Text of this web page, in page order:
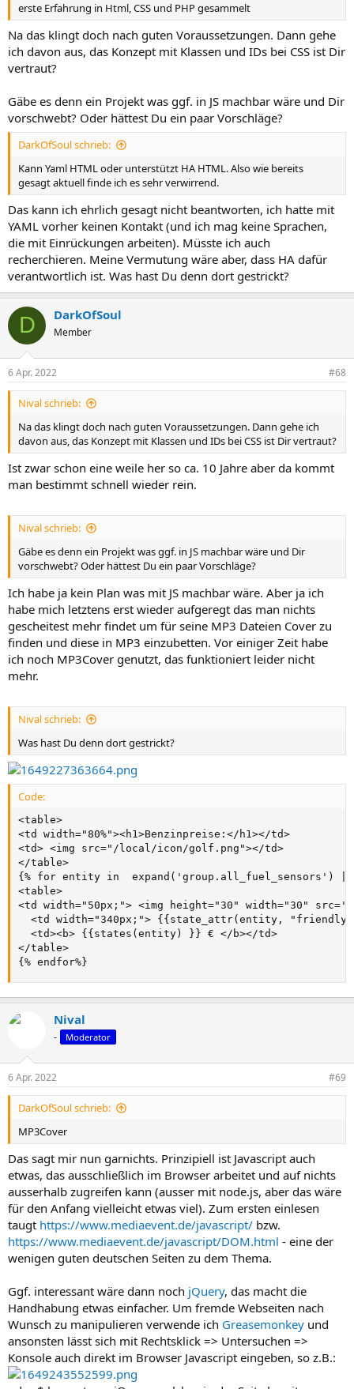
erste Erfahrung in Html, CSS und PHP gesammelt
Na das klingt doch nach guten Voraussetzungen. Dann gehe
ich davon aus, das Konzept mit Klassen und IDs bei CSS ist Dir
vertraut?
Gäbe es denn ein Projekt was ggf. in JS machbar wäre und Dir
vorschwebt? Oder hättest Du ein paar Vorschläge?
DarkOfSoul schrieb:
Kann Yaml HTML oder unterstützt HA HTML. Also wie bereits
gesagt aktuell finde ich es sehr verwirrend.
Das kann ich ehrlich gesagt nicht beantworten, ich hatte mit
YAML vorher keinen Kontakt (und ich mag keine Sprachen,
die mit Einrückungen arbeiten). Müsste ich auch
recherchieren. Meine Vermutung wäre aber, dass HA dafür
verantwortlich ist. Was hast Du denn dort gestrickt?
D DarkOfSoul
Member
6 Apr. 2022 #68
Nival schrieb:
Na das klingt doch nach guten Voraussetzungen. Dann gehe ich
davon aus, das Konzept mit Klassen und IDs bei CSS ist Dir vertraut?
Ist zwar schon eine weile her so ca. 10 Jahre aber da kommt
man bestimmt schnell wieder rein.
Nival schrieb:
Gäbe es denn ein Projekt was ggf. in JS machbar wäre und Dir
vorschwebt? Oder hättest Du ein paar Vorschläge?
Ich habe ja kein Plan was mit JS machbar wäre. Aber ja ich
habe mich letztens erst wieder aufgeregt das man nichts
gescheitest mehr findet um für seine MP3 Dateien Cover zu
finden und diese in MP3 einzubetten. Vor einiger Zeit habe
ich noch MP3Cover genutzt, das funktioniert leider nicht
mehr.
Nival schrieb:
Was hast Du denn dort gestrickt?
Code:
<table>
<td width="80%"><h1>Benzinpreise:</h1></td>
<td> <img src="/local/icon/golf.png"></td>
</table>
{% for entity in
<table>
<td width="50px;"> <img height="30" width="30"
<td width="340px;"> {{state_attr(entity,
  <td><b> {{states(entity) }} € </b></td>
</table>
{% endfor%}
Nival
- Moderator
6 Apr. 2022 #69
DarkOfSoul schrieb:
MP3Cover
Das sagt mir nun garnichts. Prinzipiell ist Javascript auch
etwas, das ausschließlich im Browser arbeitet und auf nichts
ausserhalb zugreifen kann (ausser mit node.js, aber das wäre
für den Anfang vielleicht etwas viel). Zum ersten einlesen
taugt https://www.mediaevent.de/javascript/ bzw.
https://www.mediaevent.de/javascript/DOM.html - eine der
wenigen guten deutschen Seiten zu dem Thema.
Ggf. interessant wäre dann noch jQuery, das macht die
Handhabung etwas einfacher. Um fremde Webseiten nach
Wunsch zu manipulieren verwende ich Greasemonkey und
ansonsten lässt sich mit Rechtsklick => Untersuchen =>
Konsole auch direkt im Browser Javascript eingeben, so z.B.: